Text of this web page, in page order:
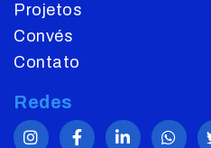
Projetos
Convés
Contato
Redes